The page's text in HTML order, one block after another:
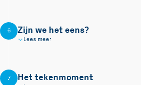
6 Zijn we het eens?
Lees meer
7 Het tekenmoment